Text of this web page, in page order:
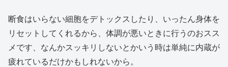
断食はいらない細胞をデトックスしたり、いったん身体を
リセットしてくれるから、体調が悪いときに行うのおスス
メです、なんかスッキリしないとかいう時は単純に内蔵が
疲れているだけかもしれないから。